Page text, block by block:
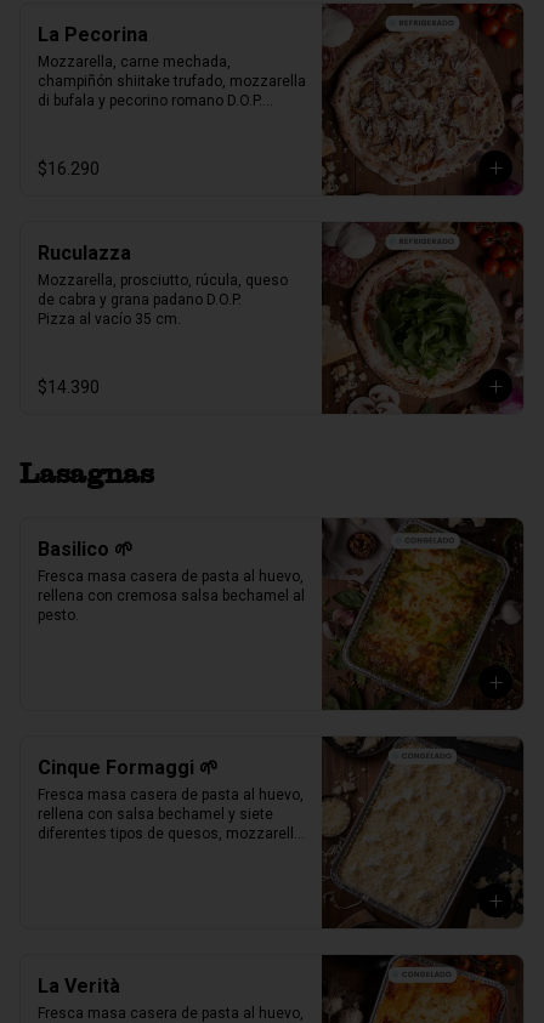
La Pecorina
Mozzarella, carne mechada,
champiñón shiitake trufado, mozzarella
di bufala y pecorino romano D.O.P.
$16.290
Ruculazza
Mozzarella, prosciutto, rúcula, queso
de cabra y grana padano D.O.P.
Pizza al vacío 35 cm.
$14.390
Lasagnas
Basilico 🌱
Fresca masa casera de pasta al huevo,
rellena con cremosa salsa bechamel al
pesto.
Cinque Formaggi 🌱
Fresca masa casera de pasta al huevo,
rellena con salsa bechamel y siete
diferentes tipos de quesos, mozzarella,
La Verità
Fresca masa casera de pasta al huevo,